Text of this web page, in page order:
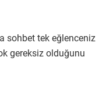
sohbet tek eğlenceniz
gereksiz olduğunu